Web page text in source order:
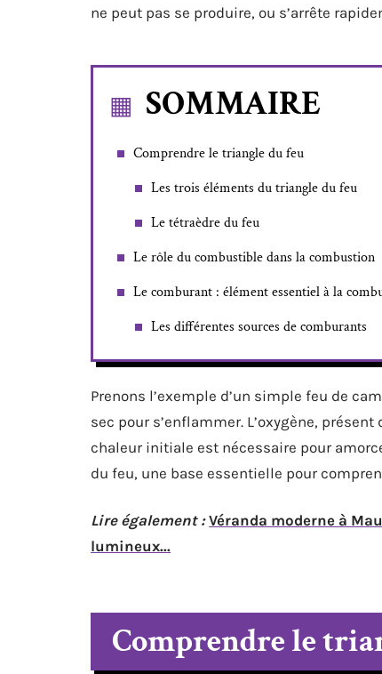
ne peut pas se produire, ou s’arrête
SOMMAIRE
Comprendre le triangle du feu
Les trois éléments du triangle du feu
Le tétraèdre du feu
Le rôle du combustible dans la combustion
Le comburant : élément essentiel à la
Les différentes sources de comburants
Prenons l’exemple d’un simple feu de
sec pour s’enflammer. L’oxygène,
chaleur initiale est nécessaire pour
du feu, une base essentielle pour
Lire également : Véranda moderne à
lumineux...
Comprendre le